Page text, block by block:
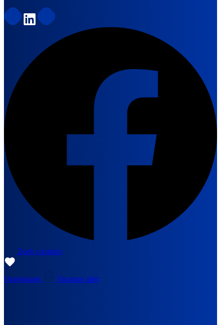
Zoek vacature
Opgeslagen Vacature alert